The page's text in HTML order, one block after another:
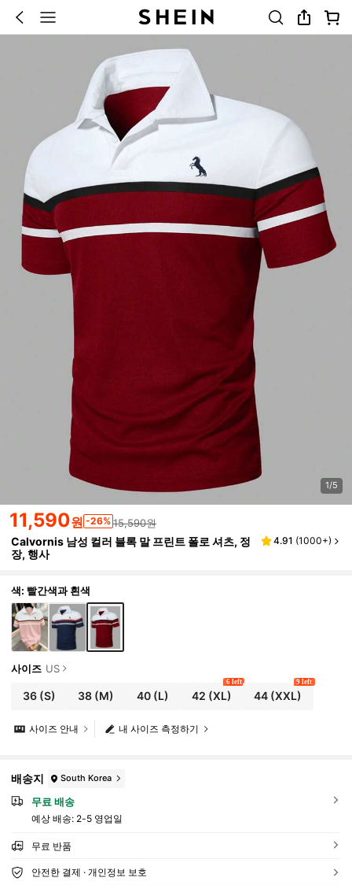
1/5
11,590원 -26% 15,590원
Calvornis 남성 컬러 블록 말 프린트 폴로 셔츠, 정
장, 행사
4.91 (1000+)
색: 빨간색과 흰색
사이즈 US
36(S) 38 (M) 40(L) 42 (XL)
6 left
44 (XXL)
9 left
내 사이즈 측정하기
사이즈 안내
배송지 South Korea
무료 배송
예상 배송: 2-5 영업일
무료 반품
안전한 결제 · 개인정보 보호